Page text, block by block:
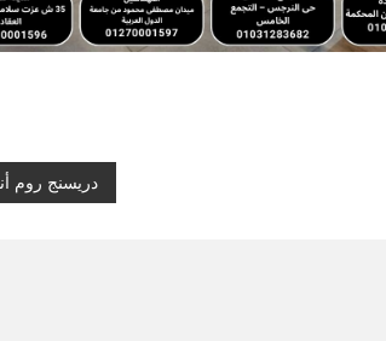
دريسنج روم